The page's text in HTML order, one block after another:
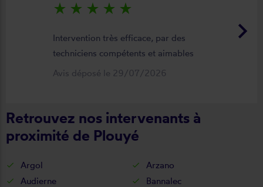
keyboard_arrow_right
star_rate star_rate star_rate star_rate star_rate
Intervention très efficace, par des
techniciens compétents et aimables
Avis déposé le 29/07/2026
Retrouvez nos intervenants à
proximité de Plouyé
Argol
Arzano
Audierne
Bannalec